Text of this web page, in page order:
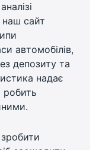
наш сайт
автомобілів,
депозиту та
надає
робить